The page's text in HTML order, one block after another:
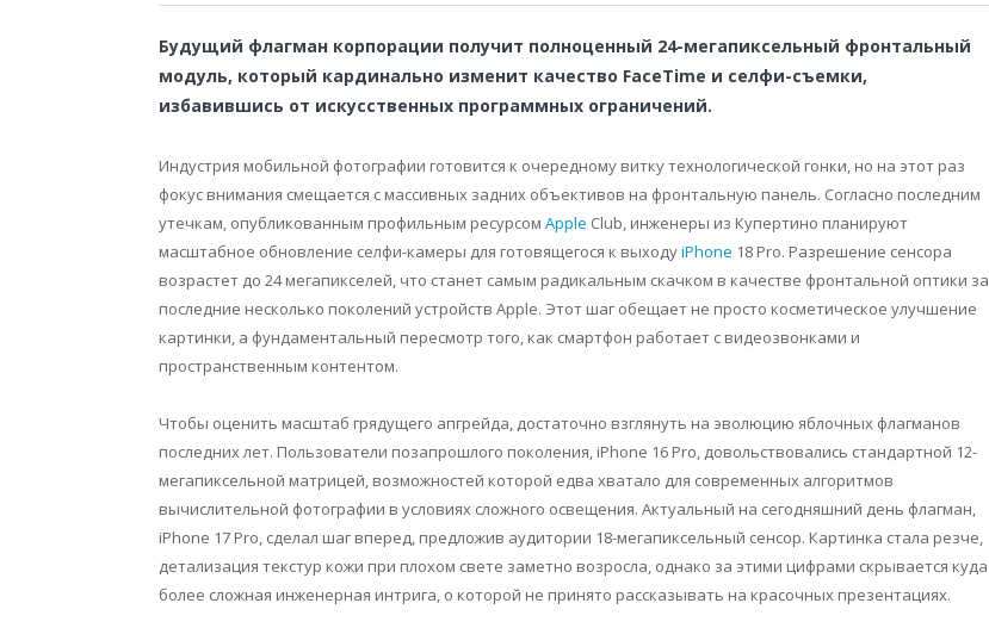
Будущий флагман корпорации получит полноценный 24-мегапиксельный фронтальный
модуль, который кардинально изменит качество FaceTime и селфи-съемки,
избавившись от искусственных программных ограничений.
Индустрия мобильной фотографии готовится к очередному витку технологической гонки, но на этот раз
фокус внимания смещается с массивных задних объективов на фронтальную панель. Согласно последним
утечкам, опубликованным профильным ресурсом Apple Club, инженеры из Купертино планируют
масштабное обновление селфи-камеры для готовящегося к выходуiPhone 18 Pro. Разрешение сенсора
возрастет до 24 мегапикселей, что станет самым радикальным скачком в качестве фронтальной оптики за
последние несколько поколений устройств Apple. Этот шаг обещает не просто косметическое улучшение
картинки, а фундаментальный пересмотр того, как смартфон работает с видеозвонками и
пространственным контентом.
Чтобы оценить масштаб грядущего апгрейда, достаточно взглянуть на эволюцию яблочных флагманов
последних лет. Пользователи позапрошлого поколения, iPhone 16 Pro, довольствовались стандартной 12-
мегапиксельной матрицей, возможностей которой едва хватало для современных алгоритмов
вычислительной фотографии в условиях сложного освещения. Актуальный на сегодняшний день флагман,
iPhone 17 Pro, сделал шаг вперед, предложив аудитории 18-мегапиксельный сенсор. Картинка стала резче,
детализация текстур кожи при плохом свете заметно возросла, однако за этими цифрами скрывается куда
более сложная инженерная интрига, о которой не принято рассказывать на красочных презентациях.